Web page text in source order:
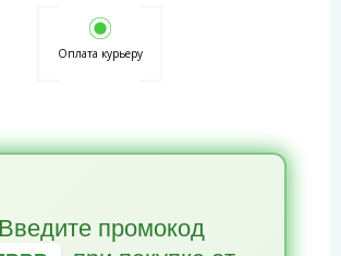
Оплата курьеру
промокод